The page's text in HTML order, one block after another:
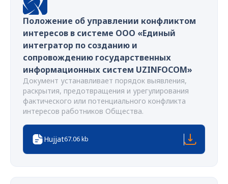
Положение об управлении конфликтом
интересов в системе ООО «Единый
интегратор по созданию и
сопровождению государственных
информационных систем UZINFOCOM»
Документ устанавливает порядок выявления,
раскрытия, предотвращения и урегулирования
фактического или потенциального конфликта
интересов работников Общества.
Hujjat67.06 kb